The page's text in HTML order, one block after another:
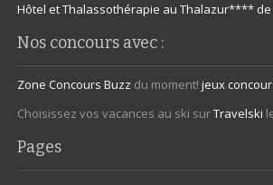
Hôtel et Thalassothérapie au Thalazur**** de
Nos concours avec :
Zone Concours Buzz du moment!jeux
Choisissez vos vacances au ski surTravelski
Pages